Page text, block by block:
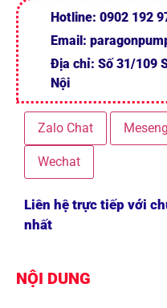
Hotline: 0902 192
Email:
Địa chỉ: Số 31/109
Nội
Zalo Chat
Wechat
Liên hệ trực tiếp với
nhất
NỘI DUNG